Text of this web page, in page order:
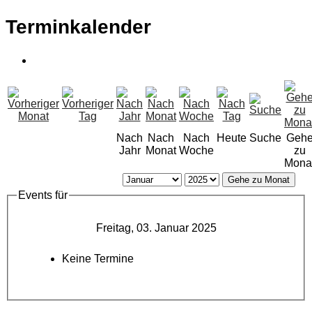
Terminkalender
Nach
Jahr
Nach
Monat
Nach
Woche
Heute Suche
zu
Gehe zu Monat
Events für
Freitag, 03. Januar 2025
Keine Termine